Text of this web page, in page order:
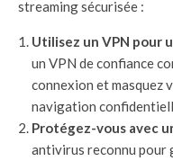
streaming sécurisée :
Utilisez un VPN pour
un VPN de confiance
connexion et masquez
navigation
Protégez-vous avec
antivirus reconnu pour